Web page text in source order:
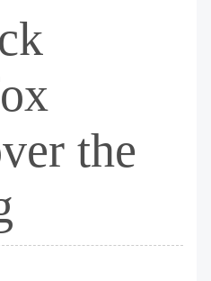
the